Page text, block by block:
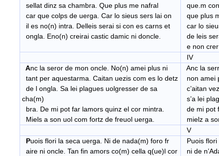
sellat dinz sa chambra. Que plus me nafral
car que colps de uerga. Car lo sieus sers lai on
il es no(n) intra. Delleis serai si con es carns et
ongla. Eno(n) creirai castic damic ni doncle.
que.m
que plus
car lo
de leis
e non
IV
Anc la seror de mon oncle. No(n) amei plus ni
tant per aquestarma. Caitan uezis com es lo detz
de l ongla. Sa lei plagues uolgresser de sa
cha(m)
bra. De mi pot far lamors quinz el cor mintra.
Miels a son uol com fortz de freuol uerga.
Anc la
non amei
c’aitan
s’a lei
de mi pot
mielz a
V
Puois flori la seca uerga. Ni de nada(m) foro fr
aire ni oncle. Tan fin amors co(m) cella q(ue)l cor
Puois
ni de